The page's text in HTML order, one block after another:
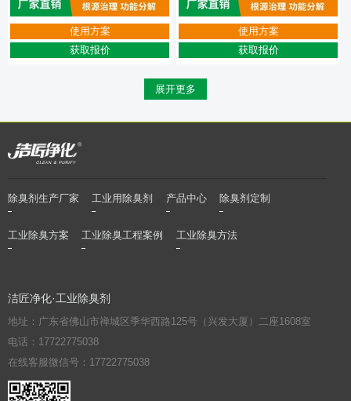
使用方案
获取报价
使用方案
获取报价
展开更多
除臭剂生产厂家 工业用除臭剂 产品中心 除臭剂定制
工业除臭方案 工业除臭工程案例 工业除臭方法
洁匠净化·工业除臭剂
地址：广东省佛山市禅城区季华西路125号（兴发大厦）二座1608室
电话：17722775038
在线客服微信号：17722775038